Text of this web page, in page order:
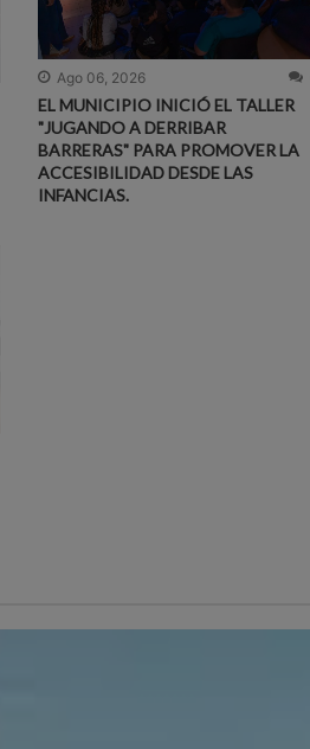
Ago 06, 2026
EL MUNICIPIO INICIÓ EL TALLER
"JUGANDO A DERRIBAR
BARRERAS" PARA PROMOVER LA
ACCESIBILIDAD DESDE LAS
INFANCIAS.